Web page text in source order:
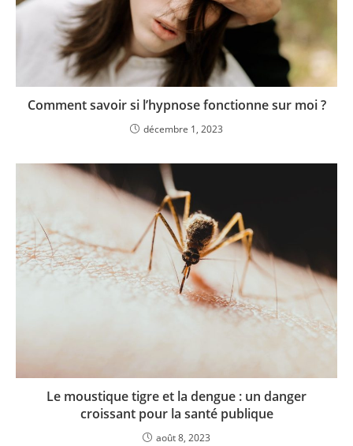
Comment savoir si l’hypnose fonctionne sur moi ?
décembre 1, 2023
Le moustique tigre et la dengue : un danger
croissant pour la santé publique
août 8, 2023